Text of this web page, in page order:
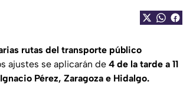
rutas del transporte público
ajustes se aplicarán de 4 de la tarde a 11
Pérez, Zaragoza e Hidalgo.